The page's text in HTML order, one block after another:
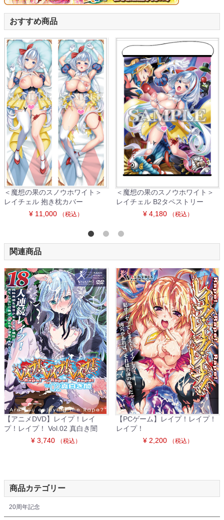
おすすめ商品
＜魔想の果のスノウホワイト＞
レイチェル 抱き枕カバー
¥ 11,000
（税込）
＜魔想の果のスノウホワイト＞
レイチェル B2タペストリー
¥ 4,180
（税込）
関連商品
【アニメDVD】レイプ！レイ
プ！レイプ！ Vol.02 真白き闇
¥ 3,740
（税込）
【PCゲーム】レイプ！レイプ！
レイプ！
¥ 2,200
（税込）
商品カテゴリー
20周年記念